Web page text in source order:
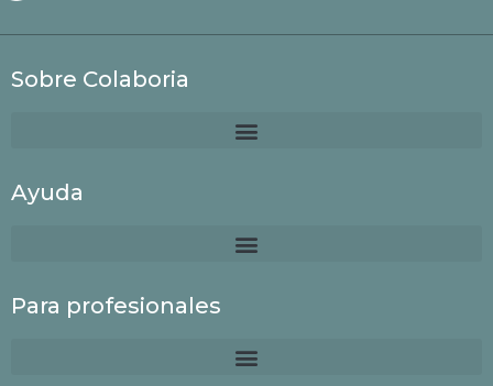
Sobre Colaboria
Ayuda
Para profesionales